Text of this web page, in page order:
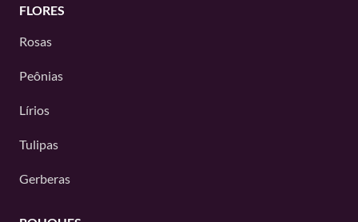
FLORES
Rosas
Peônias
Lírios
Tulipas
Gerberas